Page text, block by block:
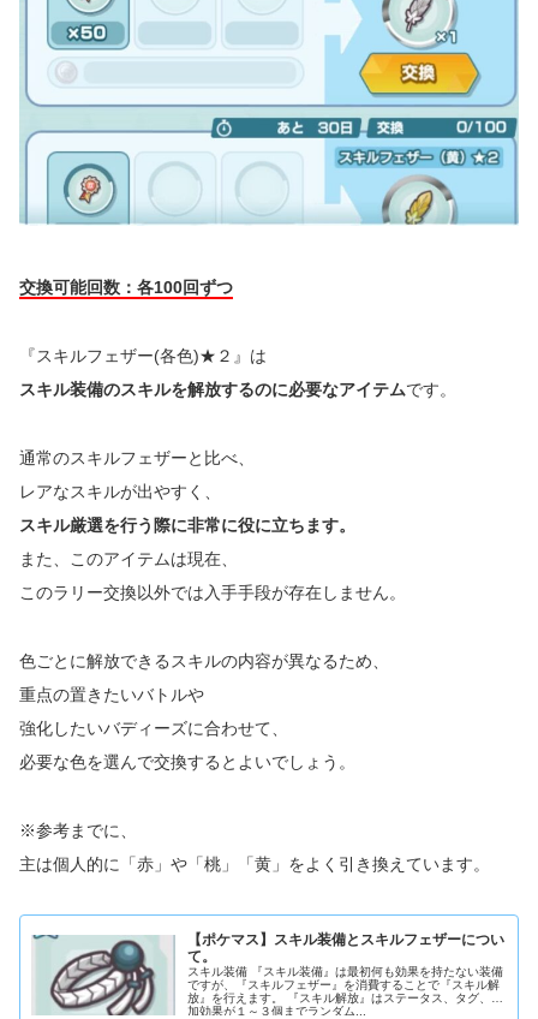
交換可能回数：各100回ずつ
『スキルフェザー(各色)★２』は
スキル装備のスキルを解放するのに必要なアイテムです。
通常のスキルフェザーと比べ、
レアなスキルが出やすく、
スキル厳選を行う際に非常に役に立ちます。
また、このアイテムは現在、
このラリー交換以外では入手手段が存在しません。
色ごとに解放できるスキルの内容が異なるため、
重点の置きたいバトルや
強化したいバディーズに合わせて、
必要な色を選んで交換するとよいでしょう。
※参考までに、
主は個人的に「赤」や「桃」「黄」をよく引き換えています。
【ポケマス】スキル装備とスキルフェザーについ
て。
スキル装備 『スキル装備』は最初何も効果を持たない装備
ですが、『スキルフェザー』を消費することで『スキル解
放』を行えます。 『スキル解放』はステータス、タグ、追
加効果が１～３個までランダム...